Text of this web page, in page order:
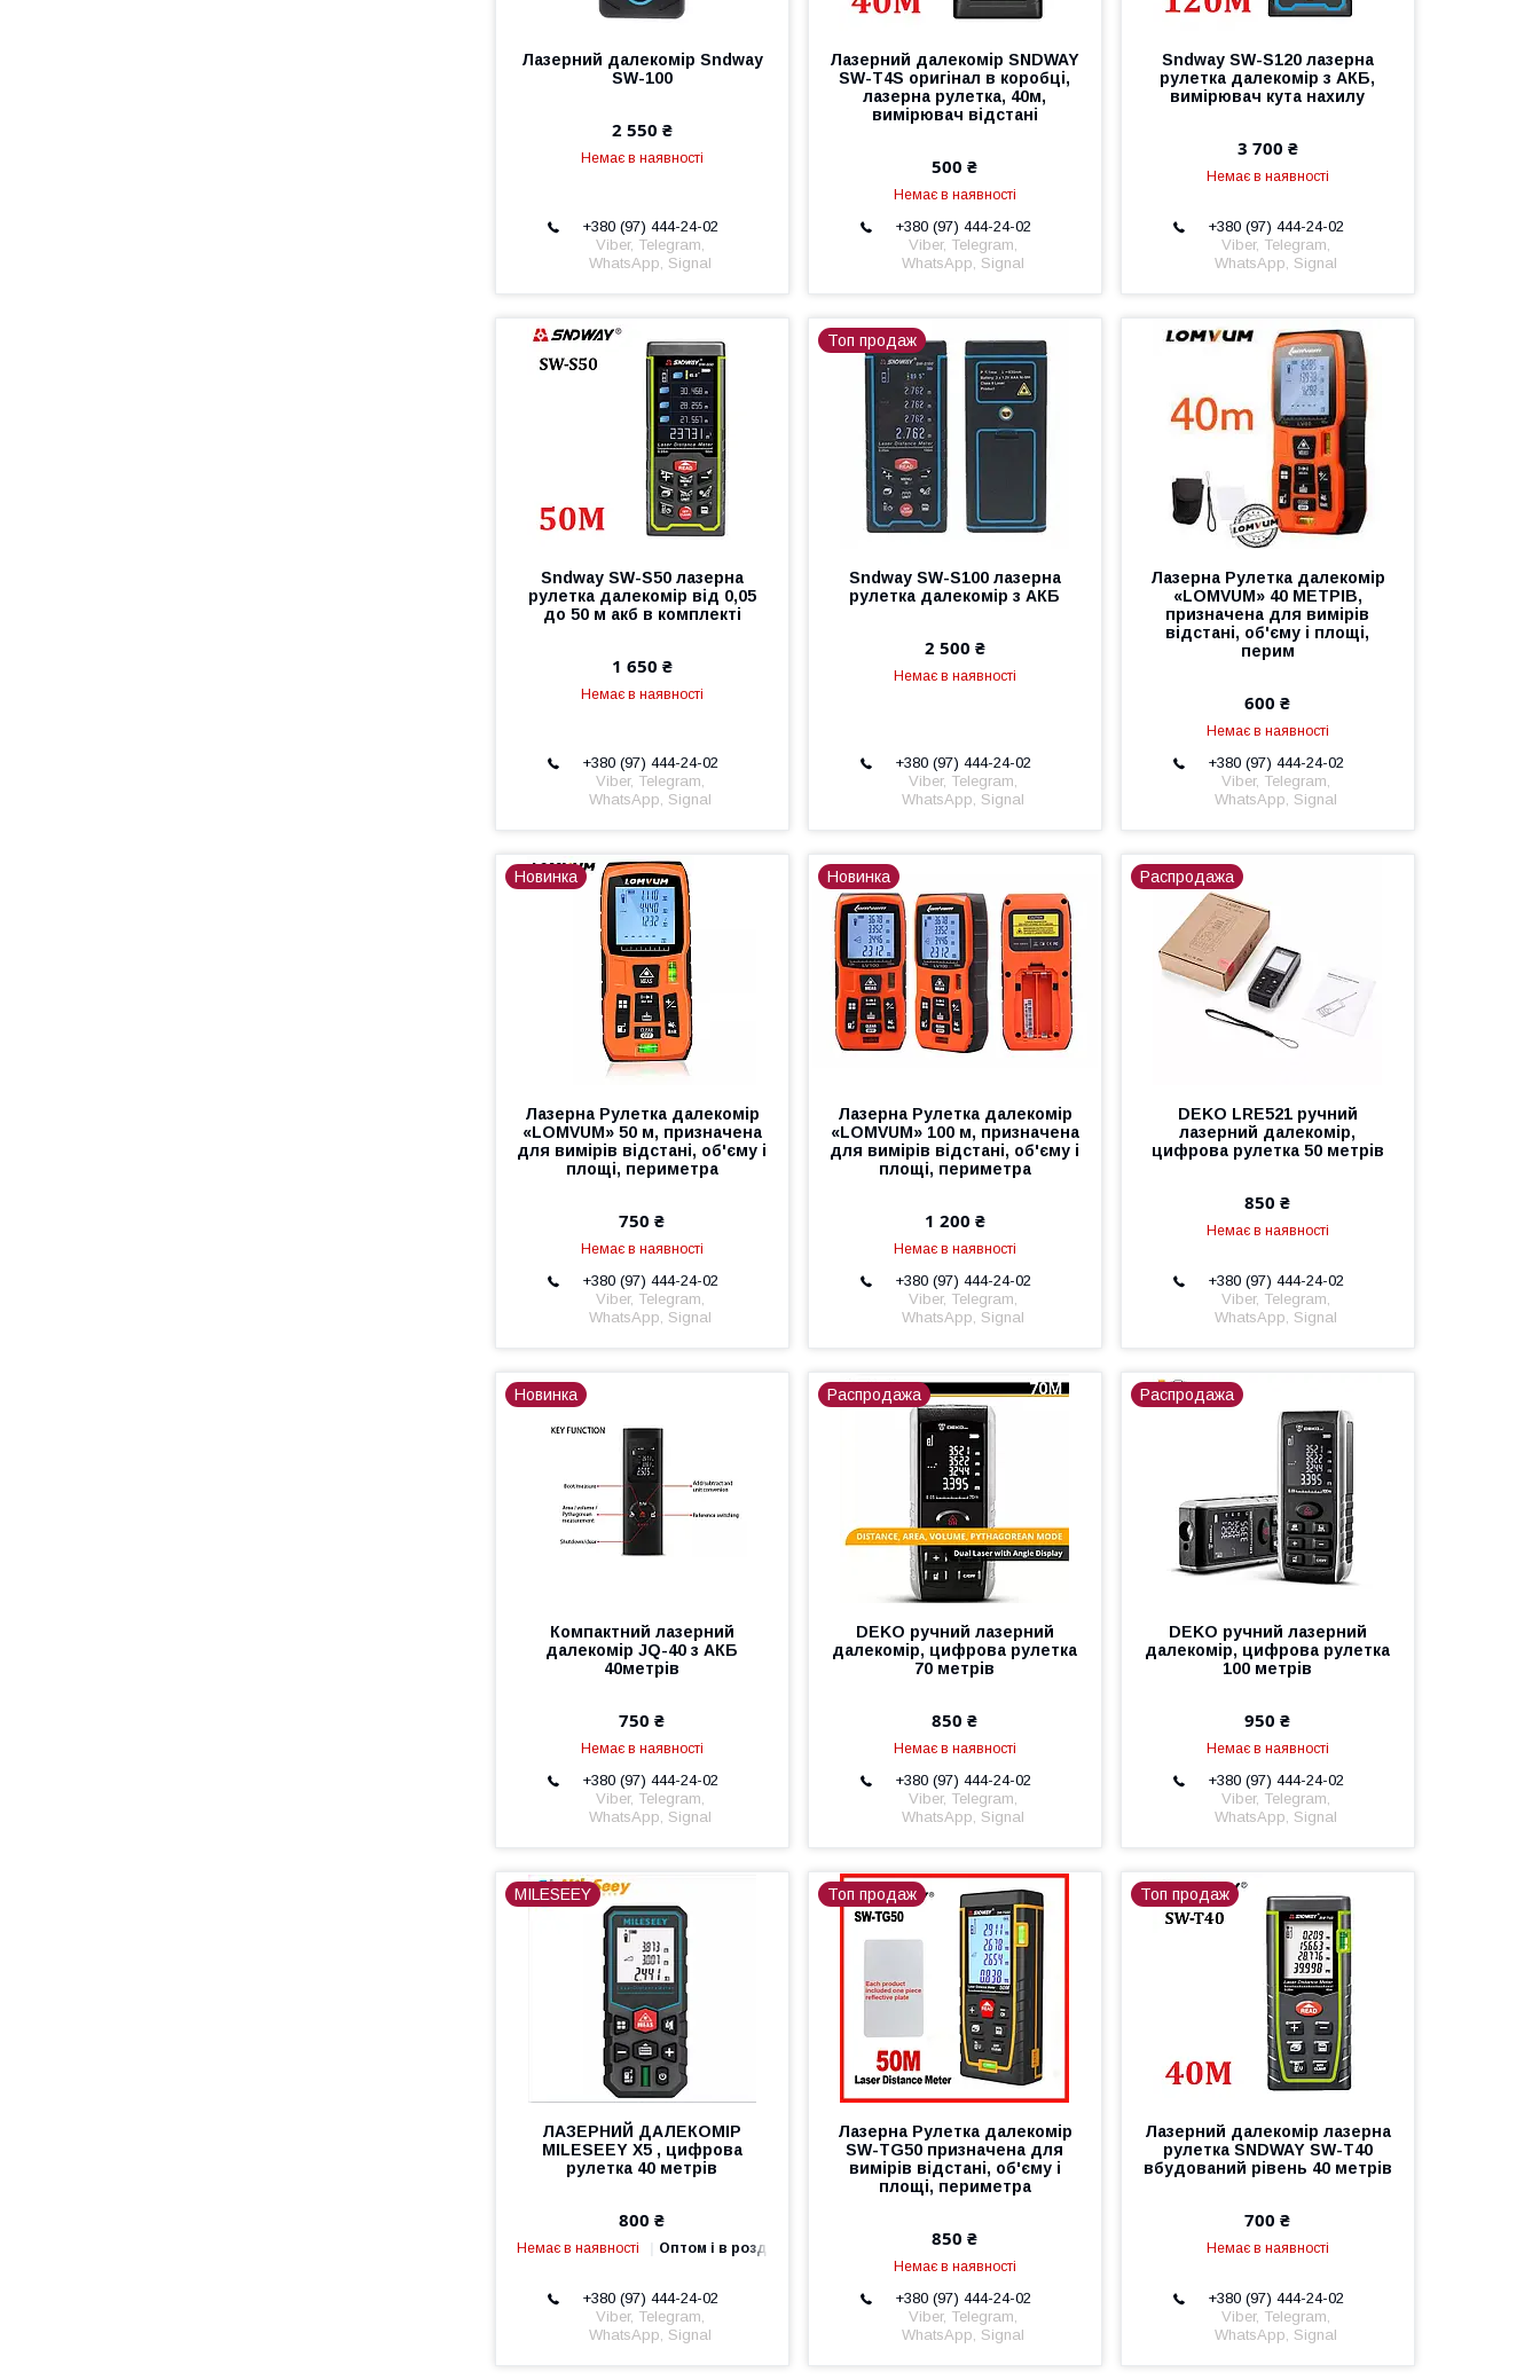
Лазерний далекомір Sndway
SW-100
2 550 ₴
Немає в наявності
+380 (97) 444-24-02
Viber, Telegram,
WhatsApp, Signal
Лазерний далекомір SNDWAY
SW-T4S оригінал в коробці,
лазерна рулетка, 40м,
вимірювач відстані
500 ₴
Немає в наявності
+380 (97) 444-24-02
Viber, Telegram,
WhatsApp, Signal
Sndway SW-S120 лазерна
рулетка далекомір з АКБ,
вимірювач кута нахилу
3 700 ₴
Немає в наявності
+380 (97) 444-24-02
Viber, Telegram,
WhatsApp, Signal
Sndway SW-S50 лазерна
рулетка далекомір від 0,05
до 50 м акб в комплекті
1 650 ₴
Немає в наявності
+380 (97) 444-24-02
Viber, Telegram,
WhatsApp, Signal
Топ продаж
Sndway SW-S100 лазерна
рулетка далекомір з АКБ
2 500 ₴
Немає в наявності
+380 (97) 444-24-02
Viber, Telegram,
WhatsApp, Signal
Лазерна Рулетка далекомір
«LOMVUM» 40 МЕТРІВ,
призначена для вимірів
відстані, об'єму і площі,
перим
600 ₴
Немає в наявності
+380 (97) 444-24-02
Viber, Telegram,
WhatsApp, Signal
Новинка
Лазерна Рулетка далекомір
«LOMVUM» 50 м, призначена
для вимірів відстані, об'єму і
площі, периметра
750 ₴
Немає в наявності
+380 (97) 444-24-02
Viber, Telegram,
WhatsApp, Signal
Новинка
Лазерна Рулетка далекомір
«LOMVUM» 100 м, призначена
для вимірів відстані, об'єму і
площі, периметра
1 200 ₴
Немає в наявності
+380 (97) 444-24-02
Viber, Telegram,
WhatsApp, Signal
Распродажа
DEKO LRE521 ручний
лазерний далекомір,
цифрова рулетка 50 метрів
850 ₴
Немає в наявності
+380 (97) 444-24-02
Viber, Telegram,
WhatsApp, Signal
Новинка
Компактний лазерний
далекомір JQ-40 з АКБ
40метрів
750 ₴
Немає в наявності
+380 (97) 444-24-02
Viber, Telegram,
WhatsApp, Signal
Распродажа
DEKO ручний лазерний
далекомір, цифрова рулетка
70 метрів
850 ₴
Немає в наявності
+380 (97) 444-24-02
Viber, Telegram,
WhatsApp, Signal
Распродажа
DEKO ручний лазерний
далекомір, цифрова рулетка
100 метрів
950 ₴
Немає в наявності
+380 (97) 444-24-02
Viber, Telegram,
WhatsApp, Signal
MILESEEY
ЛАЗЕРНИЙ ДАЛЕКОМІР
MILESEEY X5 , цифрова
рулетка 40 метрів
800 ₴
Немає в наявності Оптом і в роздріб
+380 (97) 444-24-02
Viber, Telegram,
WhatsApp, Signal
Топ продаж
Лазерна Рулетка далекомір
SW-TG50 призначена для
вимірів відстані, об'єму і
площі, периметра
850 ₴
Немає в наявності
+380 (97) 444-24-02
Viber, Telegram,
WhatsApp, Signal
Топ продаж
Лазерний далекомір лазерна
рулетка SNDWAY SW-T40
вбудований рівень 40 метрів
700 ₴
Немає в наявності
+380 (97) 444-24-02
Viber, Telegram,
WhatsApp, Signal